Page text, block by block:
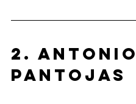
2. Antonio
Pantojas